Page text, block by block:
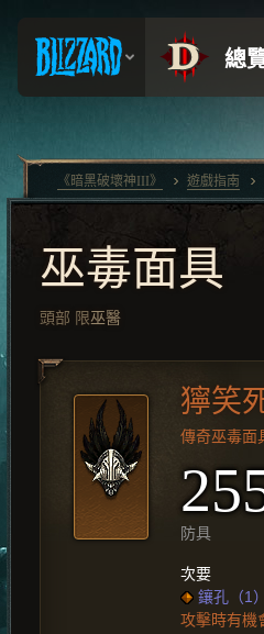
巫毒面具
頭部 限巫醫
獰笑
傳奇巫毒面
防具
次要
鑲孔（1）
攻擊時有機
《暗黑破壞神III》 遊戲指南